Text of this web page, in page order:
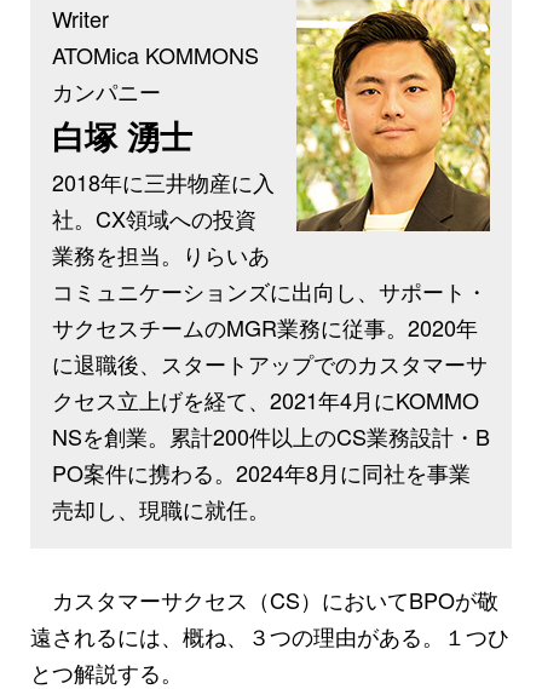
Writer
ATOMica KOMMONS
カンパニー
白塚 湧士
2018年に三井物産に入
社。CX領域への投資
業務を担当。りらいあ
コミュニケーションズに出向し、サポート・
サクセスチームのMGR業務に従事。2020年
に退職後、スタートアップでのカスタマーサ
クセス立上げを経て、2021年4月にKOMMO
NSを創業。累計200件以上のCS業務設計・B
PO案件に携わる。2024年8月に同社を事業
売却し、現職に就任。
カスタマーサクセス（CS）においてBPOが敬
遠されるには、概ね、３つの理由がある。１つひ
とつ解説する。